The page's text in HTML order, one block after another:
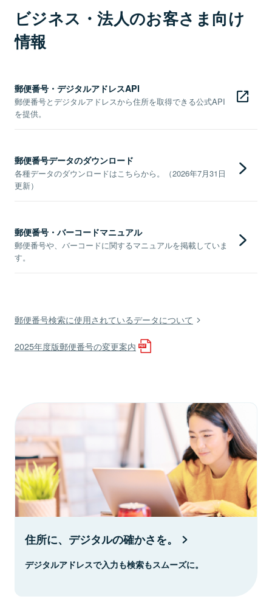
ビジネス・法人のお客さま向け
情報
郵便番号・デジタルアドレスAPI
郵便番号とデジタルアドレスから住所を取得できる公式API
を提供。
郵便番号データのダウンロード
各種データのダウンロードはこちらから。（2026年7月31日
更新）
郵便番号・バーコードマニュアル
郵便番号や、バーコードに関するマニュアルを掲載していま
す。
郵便番号検索に使用されているデータについて
2025年度版郵便番号の変更案内
住所に、デジタルの確かさを。
デジタルアドレスで入力も検索もスムーズに。